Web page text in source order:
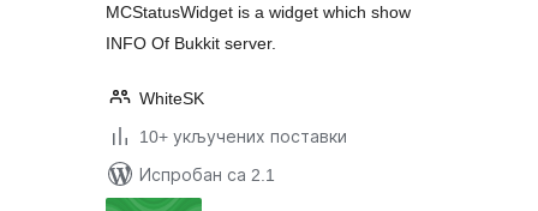
MCStatusWidget is a widget which show
INFO Of Bukkit server.
WhiteSK
10+ укључених поставки
Испробан са 2.1